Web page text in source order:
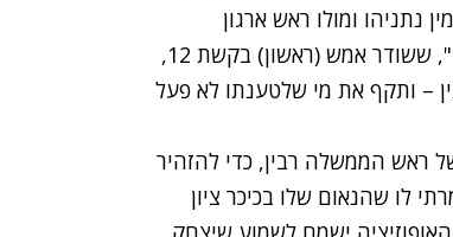
נתניהו ומולו ראש ארגון
ששודר אמש (ראשון) בקשת 12,
– ותקף את מי שלטענתו לא פעל
ראש הממשלה רבין, כדי להזהיר
לו שהנאום שלו בכיכר ציון